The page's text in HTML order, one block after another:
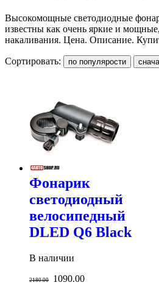
Высокомощные светодиодные
известны как очень яркие и
накаливания. Цена. Описание.
Сортировать:
Фонарик
светодиодный
велосипедный
DLED Q6 Black
В наличии
2180.00 1090.00